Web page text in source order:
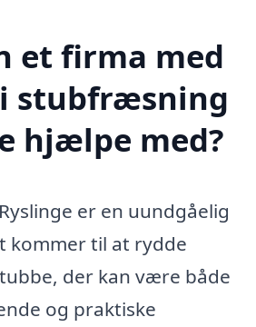
et firma med
stubfræsning
hjælpe med?
er en uundgåelig
kommer til at rydde
der kan være både
og praktiske